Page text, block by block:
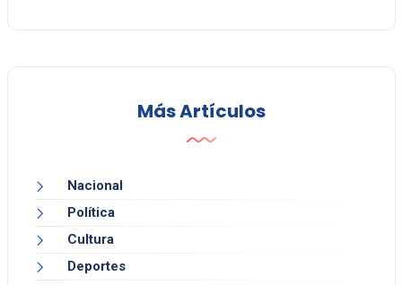
Más Artículos
Nacional
Política
Cultura
Deportes